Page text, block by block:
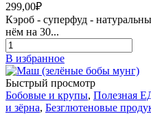
299,00₽
Кэроб - суперфуд -
нём на 30...
Количество
товара
КЭРОБ
сушёные
стручки
рожкового
В избранное
Быстрый просмотр
Бобовые и крупы, Полезная
и зёрна, Безглютеновые